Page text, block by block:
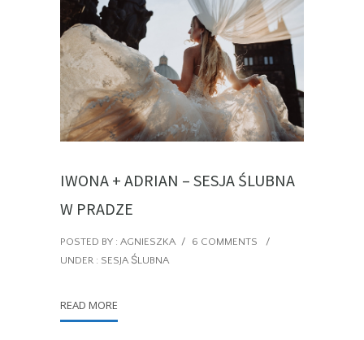
IWONA + ADRIAN – SESJA ŚLUBNA
W PRADZE
POSTED BY : AGNIESZKA / 6 COMMENTS
/
UNDER : SESJA ŚLUBNA
READ MORE